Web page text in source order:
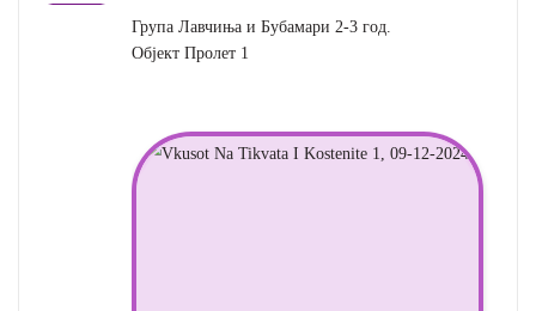
Група Лавчиња и Бубамари 2-3 год.
Објект Пролет 1